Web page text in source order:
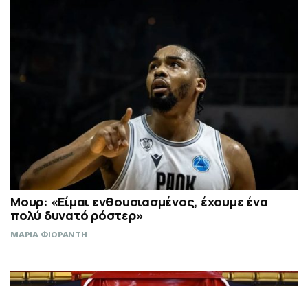
Μουρ: «Είμαι ενθουσιασμένος, έχουμε ένα
πολύ δυνατό ρόστερ»
ΜΑΡΙΑ ΦΙΟΡΑΝΤΗ